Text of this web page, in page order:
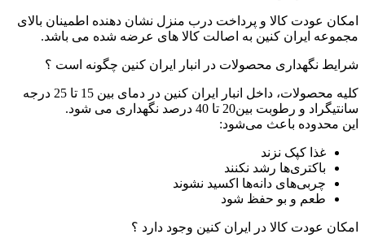
امکان عودت کالا و پرداخت درب منزل نشان دهنده اطمینان بالای
مجموعه ایران کنین به اصالت کالا های عرضه شده می باشد.
شرایط نگهداری محصولات در انبار ایران کنین چگونه است ؟
کلیه محصولات، داخل انبار ایران کنین در دمای بین 15 تا 25 درجه
سانتیگراد و رطوبت بین20 تا 40 درصد نگهداری می شود.
این محدوده باعث می‌شود:
غذا کپک نزند
باکتری‌ها رشد نکنند
چربی‌های دانه‌ها اکسید نشوند
طعم و بو حفظ شود
امکان عودت کالا در ایران کنین وجود دارد ؟